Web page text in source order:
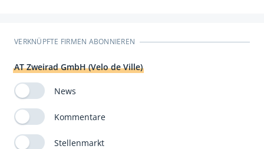
VERKNÜPFTE FIRMEN ABONNIEREN
AT Zweirad GmbH (Velo de Ville)
News
Kommentare
Stellenmarkt